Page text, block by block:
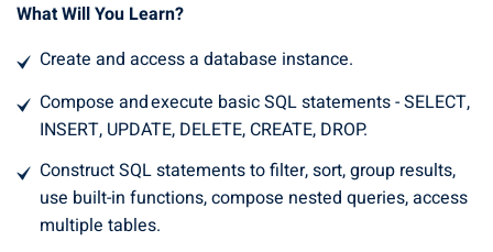
What Will You Learn?
Create and access a database instance.
Compose and execute basic SQL statements - SELECT,
INSERT, UPDATE, DELETE, CREATE, DROP.
Construct SQL statements to filter, sort, group results,
use built-in functions, compose nested queries, access
multiple tables.